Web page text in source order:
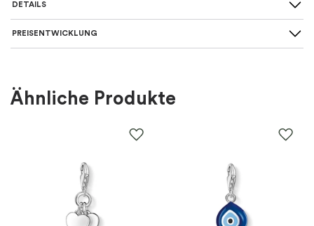
DETAILS
Art des Rings:
PREISENTWICKLUNG
Ähnliche Produkte